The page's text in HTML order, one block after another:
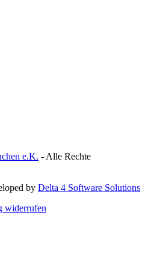
e.K. - Alle Rechte
by Delta 4 Software Solutions
widerrufen